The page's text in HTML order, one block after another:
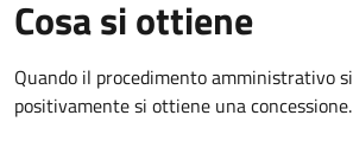
Cosa si ottiene
Quando il procedimento amministrativo
positivamente si ottiene una concessione.